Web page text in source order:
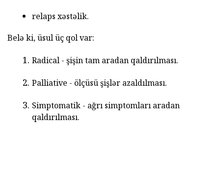
relaps xəstəlik.
Belə ki, üsul üç qol var:
Radical - şişin tam aradan qaldırılması.
Palliative - ölçüsü şişlər azaldılması.
Simptomatik - ağrı simptomları aradan
qaldırılması.